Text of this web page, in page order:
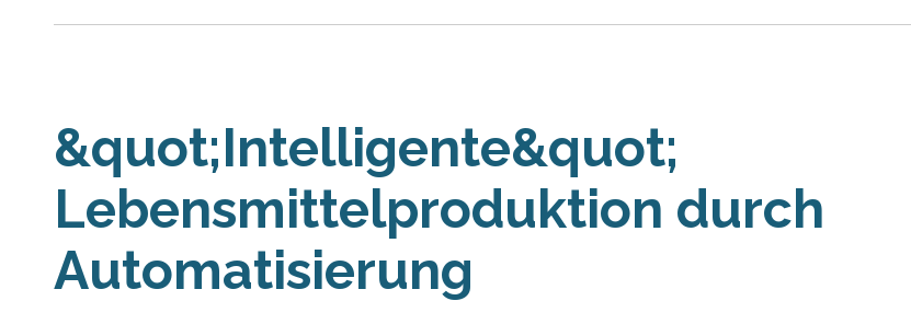
&quot;Intelligente&quot;
Lebensmittelproduktion durch
Automatisierung